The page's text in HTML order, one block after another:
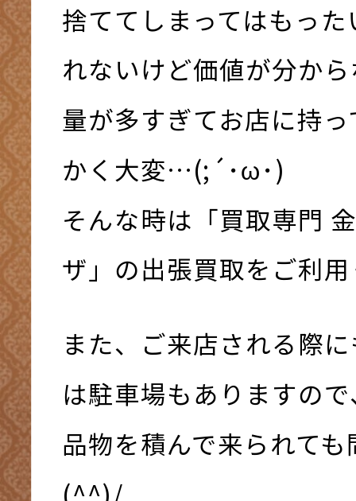
捨ててしまってはもっ
れないけど価値が分か
量が多すぎてお店に持
かく大変…(;´･ω･)
そんな時は「買取専門
ザ」の出張買取をご利
また、ご来店される際
は駐車場もありますの
品物を積んで来られて
(^^)/